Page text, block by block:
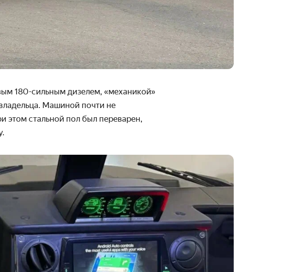
180-сильным дизелем, «механикой»
Машиной почти не
этом стальной пол был переварен,